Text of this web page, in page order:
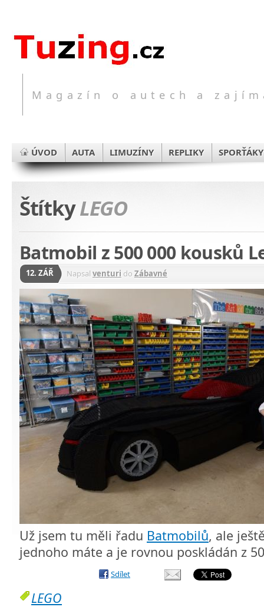
Magazín o autech a
ÚVOD AUTA LIMUZÍNY REPLIKY SPORŤÁKY
ŠtítkyLEGO
Batmobil z 500 000 kousků
12. ZÁŘ Napsal venturi do Zábavné
Už jsem tu měli řadu Batmobilů, ale
jednoho máte a je rovnou poskládán z
Sdílet
LEGO